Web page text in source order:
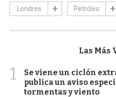
Londres Petróleo
Las Más
1
Se viene un ciclón
publica un aviso
tormentas y viento